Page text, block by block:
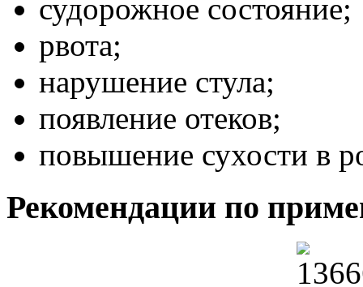
судорожное состояние;
рвота;
нарушение стула;
появление отеков;
повышение сухости в
Рекомендации по